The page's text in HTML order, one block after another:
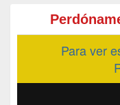
Para ver